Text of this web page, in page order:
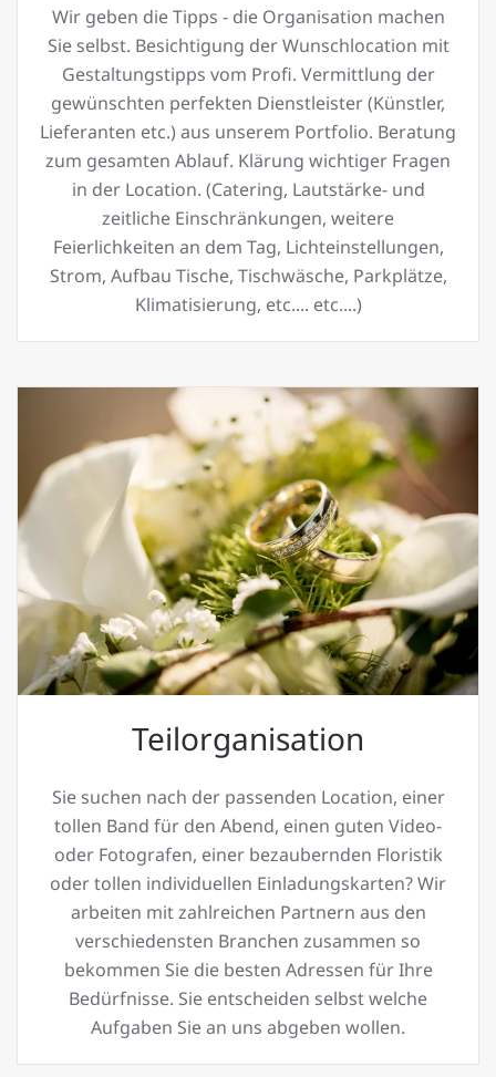
Wir geben die Tipps - die Organisation machen
Sie selbst. Besichtigung der Wunschlocation mit
Gestaltungstipps vom Profi. Vermittlung der
gewünschten perfekten Dienstleister (Künstler,
Lieferanten etc.) aus unserem Portfolio. Beratung
zum gesamten Ablauf. Klärung wichtiger Fragen
in der Location. (Catering, Lautstärke- und
zeitliche Einschränkungen, weitere
Feierlichkeiten an dem Tag, Lichteinstellungen,
Strom, Aufbau Tische, Tischwäsche, Parkplätze,
Klimatisierung, etc.... etc....)
Teilorganisation
Sie suchen nach der passenden Location, einer
tollen Band für den Abend, einen guten Video-
oder Fotografen, einer bezaubernden Floristik
oder tollen individuellen Einladungskarten? Wir
arbeiten mit zahlreichen Partnern aus den
verschiedensten Branchen zusammen so
bekommen Sie die besten Adressen für Ihre
Bedürfnisse. Sie entscheiden selbst welche
Aufgaben Sie an uns abgeben wollen.